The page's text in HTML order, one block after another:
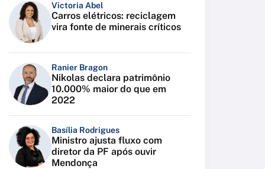
Victoria Abel
Carros elétricos: reciclagem
vira fonte de minerais críticos
Ranier Bragon
Nikolas declara patrimônio
10.000% maior do que em
2022
Basília Rodrigues
Ministro ajusta fluxo com
diretor da PF após ouvir
Mendonça